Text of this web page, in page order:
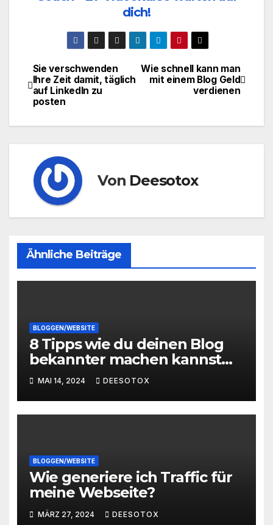
dich!
Beitragsnavigation
Wie schnell kann man
mit einem Blog Geld
verdienen
Sie verschwenden
Ihre Zeit damit, täglich
auf LinkedIn zu
posten
Von Deesotox
Ähnliche Beiträge
BLOGGEN/WEBSITE
8 Tipps wie du deinen Blog
bekannter machen kannst
und mehr Traffic bekommst
MAI 14, 2024 DEESOTOX
BLOGGEN/WEBSITE
Wie generiere ich Traffic für
meine Webseite?
MÄRZ 27, 2024 DEESOTOX